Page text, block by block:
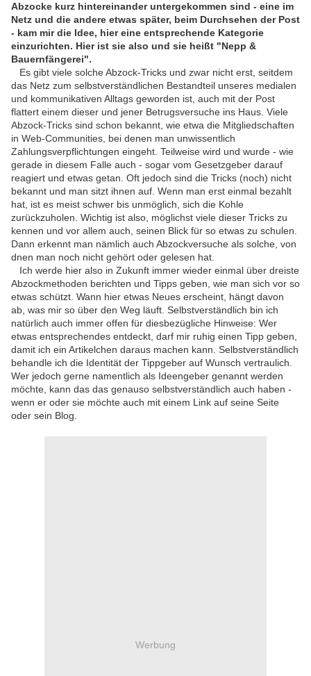
Abzocke kurz hintereinander untergekommen sind - eine im
Netz und die andere etwas später, beim Durchsehen der Post
- kam mir die Idee, hier eine entsprechende Kategorie
einzurichten. Hier ist sie also und sie heißt "Nepp &
Bauernfängerei".
Es gibt viele solche Abzock-Tricks und zwar nicht erst, seitdem
das Netz zum selbstverständlichen Bestandteil unseres medialen
und kommunikativen Alltags geworden ist, auch mit der Post
flattert einem dieser und jener Betrugsversuche ins Haus. Viele
Abzock-Tricks sind schon bekannt, wie etwa die Mitgliedschaften
in Web-Communities, bei denen man unwissentlich
Zahlungsverpflichtungen eingeht. Teilweise wird und wurde - wie
gerade in diesem Falle auch - sogar vom Gesetzgeber darauf
reagiert und etwas getan. Oft jedoch sind die Tricks (noch) nicht
bekannt und man sitzt ihnen auf. Wenn man erst einmal bezahlt
hat, ist es meist schwer bis unmöglich, sich die Kohle
zurückzuholen. Wichtig ist also, möglichst viele dieser Tricks zu
kennen und vor allem auch, seinen Blick für so etwas zu schulen.
Dann erkennt man nämlich auch Abzockversuche als solche, von
dnen man noch nicht gehört oder gelesen hat.
Ich werde hier also in Zukunft immer wieder einmal über dreiste
Abzockmethoden berichten und Tipps geben, wie man sich vor so
etwas schützt. Wann hier etwas Neues erscheint, hängt davon
ab, was mir so über den Weg läuft. Selbstverständlich bin ich
natürlich auch immer offen für diesbezügliche Hinweise: Wer
etwas entsprechendes entdeckt, darf mir ruhig einen Tipp geben,
damit ich ein Artikelchen daraus machen kann. Selbstverständlich
behandle ich die Identität der Tippgeber auf Wunsch vertraulich.
Wer jedoch gerne namentlich als Ideengeber genannt werden
möchte, kann das das genauso selbstverständlich auch haben -
wenn er oder sie möchte auch mit einem Link auf seine Seite
oder sein Blog.
Werbung